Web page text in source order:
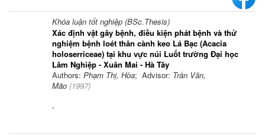
Khóa luận tốt nghiệp (BSc.Thesis)
Xác định vật gây bệnh, điều kiện phát bệnh và thử
nghiệm bệnh loét thân cành keo Lá Bạc (Acacia
holoserriceae) tại khu vực núi Luốt trường Đại học
Lâm Nghiệp - Xuân Mai - Hà Tây
Authors: Phạm Thị, Hòa; Advisor: Trần Văn,
Mão (1997)
-